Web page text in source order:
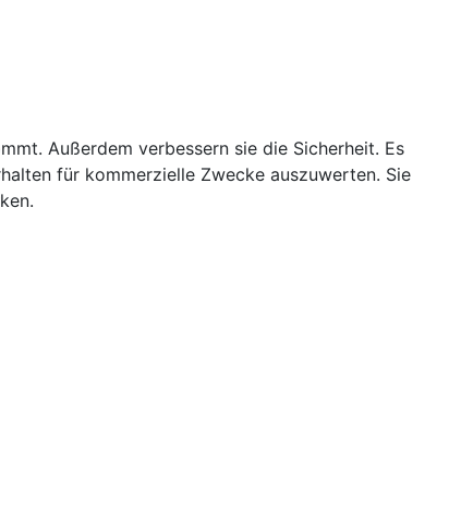
Außerdem verbessern sie die Sicherheit. Es
für kommerzielle Zwecke auszuwerten. Sie